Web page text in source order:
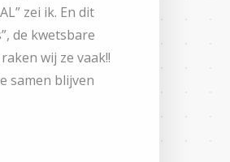
zei ik. En dit
de kwetsbare
wij ze vaak!!
samen blijven